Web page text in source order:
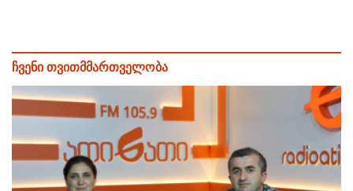
ჩვენი თვითმმართველობა